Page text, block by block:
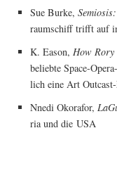
Sue Bur­ke,
raum­schiff trifft auf
K. Eason, How Rory
belieb­te Space-
lich eine Art
Nne­di Oko­ra­for,
ria und die USA